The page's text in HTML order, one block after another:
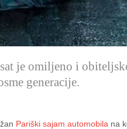
je omiljeno i
generacije.
Pariški sajam automobila na